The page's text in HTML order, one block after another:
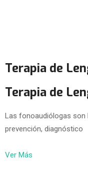
Terapia de
Terapia de
Las fonoaudiólogas
prevención, diagnóstico
Ver Más